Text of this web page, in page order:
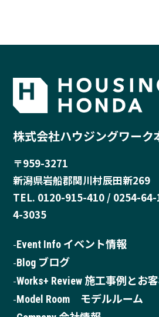
株式会社ハウジングワーク
〒959-3271
新潟県岩船郡関川村辰田新269
TEL. 0120-915-410 / 0254-
4-3035
Event Info イベント情報
Blog ブログ
Works+ Review 施工事例とお
Model Room モデルルーム